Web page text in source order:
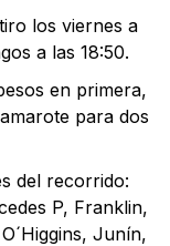
los viernes a
a las 18:50.
en primera,
para dos
del recorrido:
P, Franklin,
Junín,